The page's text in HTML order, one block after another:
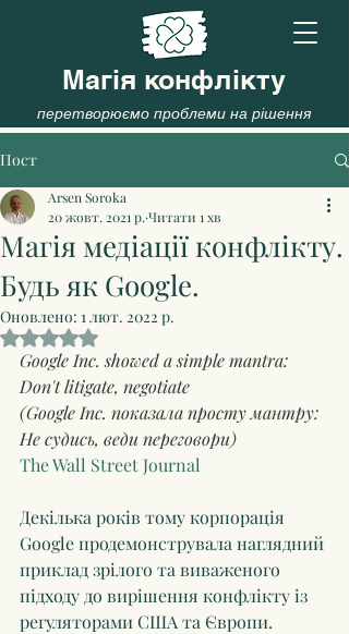
Магія конфлікту
перетворюємо проблеми на рішення
Пост
Магія медіації конфлікту.
Будь як Google.
Arsen Soroka
20 жовт. 2021 р. Читати 1 хв
Оновлено: 1 лют. 2022 р.
Оцінка: NaN з 5 зірок.
Google Inc. showed a simple mantra:
Don't litigate, negotiate
(Google Inc. показала просту мантру:
Не судись, веди переговори)
The Wall Street Journal
Декілька років тому корпорація
Google продемонструвала наглядний
приклад зрілого та виваженого
підходу до вирішення конфлікту із
регуляторами США та Європи.